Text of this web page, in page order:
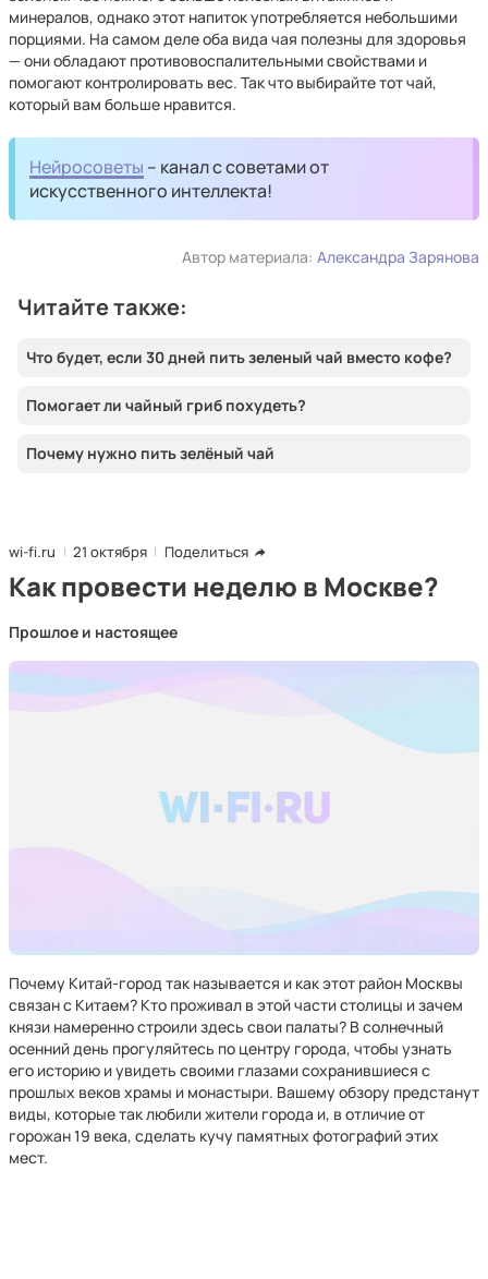
минералов, однако этот напиток употребляется небольшими
порциями. На самом деле оба вида чая полезны для здоровья
— они обладают противовоспалительными свойствами и
помогают контролировать вес. Так что выбирайте тот чай,
который вам больше нравится.
Нейросоветы – канал с советами от
искусственного интеллекта!
Автор материала: Александра Зарянова
Читайте также:
Что будет, если 30 дней пить зеленый чай вместо кофе?
Помогает ли чайный гриб похудеть?
Почему нужно пить зелёный чай
wi-fi.ru 21 октября Поделиться
Как провести неделю в Москве?
Прошлое и настоящее
Почему Китай-город так называется и как этот район Москвы
связан с Китаем? Кто проживал в этой части столицы и зачем
князи намеренно строили здесь свои палаты? В солнечный
осенний день прогуляйтесь по центру города, чтобы узнать
его историю и увидеть своими глазами сохранившиеся с
прошлых веков храмы и монастыри. Вашему обзору предстанут
виды, которые так любили жители города и, в отличие от
горожан 19 века, сделать кучу памятных фотографий этих
мест.